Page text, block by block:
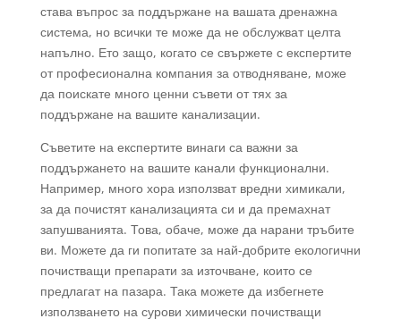
става въпрос за поддържане на вашата дренажна
система, но всички те може да не обслужват целта
напълно. Ето защо, когато се свържете с експертите
от професионална компания за отводняване, може
да поискате много ценни съвети от тях за
поддържане на вашите канализации.
Съветите на експертите винаги са важни за
поддържането на вашите канали функционални.
Например, много хора използват вредни химикали,
за да почистят канализацията си и да премахнат
запушванията. Това, обаче, може да нарани тръбите
ви. Можете да ги попитате за най-добрите екологични
почистващи препарати за източване, които се
предлагат на пазара. Така можете да избегнете
използването на сурови химически почистващи